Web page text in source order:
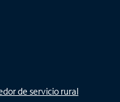
de servicio rural